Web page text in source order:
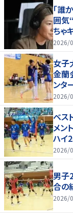
「誰
囲気
ちゃ
2026/
女子
金蘭
ンタ
2026/
ベス
メン
ハイ
2026/
男子
合の
2026/